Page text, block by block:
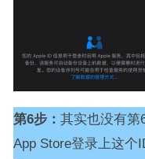
第6步： 其实也没有第
App Store登录上这个